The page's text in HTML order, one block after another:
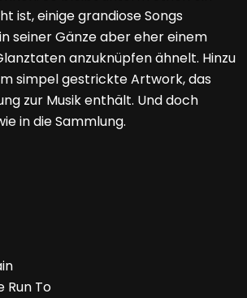
ist, einige grandiose Songs
seiner Gänze aber eher einem
anzuknüpfen ähnelt. Hinzu
simpel gestrickte Artwork, das
zur Musik enthält. Und doch
in die Sammlung.
Run To